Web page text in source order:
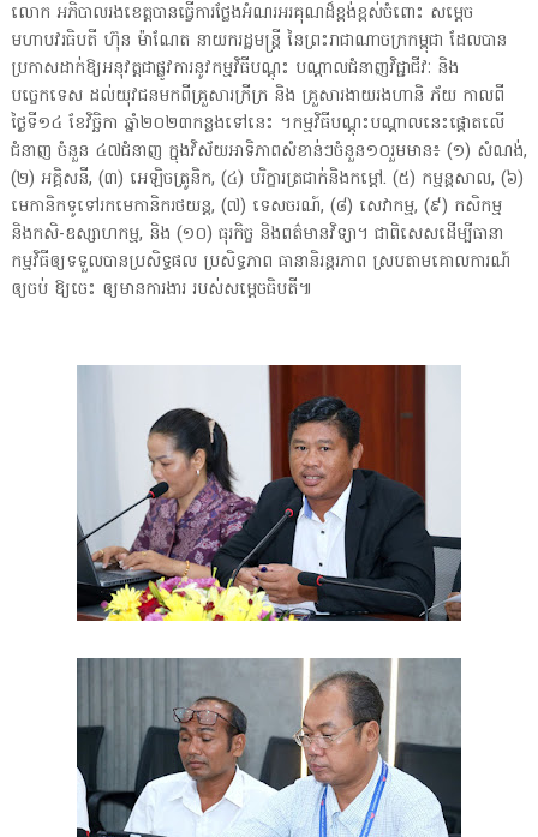
លោក អភិបាលរងខេត្តបានធ្វើការថ្លែងអំណរអរគុណដ៏ខ្ពង់ខ្ពស់ចំពោះ សម្តេច
មហាបវរធិបតី ហ៊ុន ម៉ាណែត នាយករដ្ឋមន្ត្រី នៃព្រះរាជាណាចក្រកម្ពុជា ដែលបាន
ប្រកាសដាក់ឱ្យអនុវត្តជាផ្លូវការនូវកម្មវិធីបណ្តុះ បណ្តាលជំនាញវិជ្ជាជីវៈ និង
បច្ចេកទេស ដល់យុវជនមកពីគ្រួសារក្រីក្រ និង គ្រួសារងាយរងហានិ ភ័យ កាលពី
ថ្ងៃទី១៤ ខែវិច្ឆិកា ឆ្នាំ២០២៣កន្លងទៅនេះ ។កម្មវិធីបណ្តុះបណ្តាលនេះផ្តោតលើ
ជំនាញ ចំនួន ៤៧ជំនាញ ក្នុងវិស័យអាទិភាពសំខាន់ៗចំនួន១០រួមមាន៖ (១) សំណង់,
(២) អគ្គិសនី, (៣) អេឡិចត្រូនិក, (៤) បរិក្ខារត្រជាក់និងកម្ដៅ. (៥) កម្មន្តសាល, (៦)
មេកានិកទូទៅរកមេកានិករថយន្ត, (៧) ទេសចរណ៍, (៨) សេវាកម្ម, (៩) កសិកម្ម
និងកសិ-ឧស្សាហកម្ម, និង (១០) ធុរកិច្ច និងពត៌មានវិទ្យា។ ជាពិសេសដើម្បីធានា
កម្មវិធីឲ្យទទួលបានប្រសិទ្ធផល ប្រសិទ្ធភាព ធានានិរន្តរភាព ស្របតាមគោលការណ៍
ឲ្យចប់ ឱ្យចេះ ឲ្យមានការងារ របស់សម្ដេចធិបតី៕